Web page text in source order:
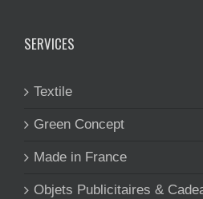
SERVICES
Textile
Green Concept
Made in France
Objets Publicitaires &